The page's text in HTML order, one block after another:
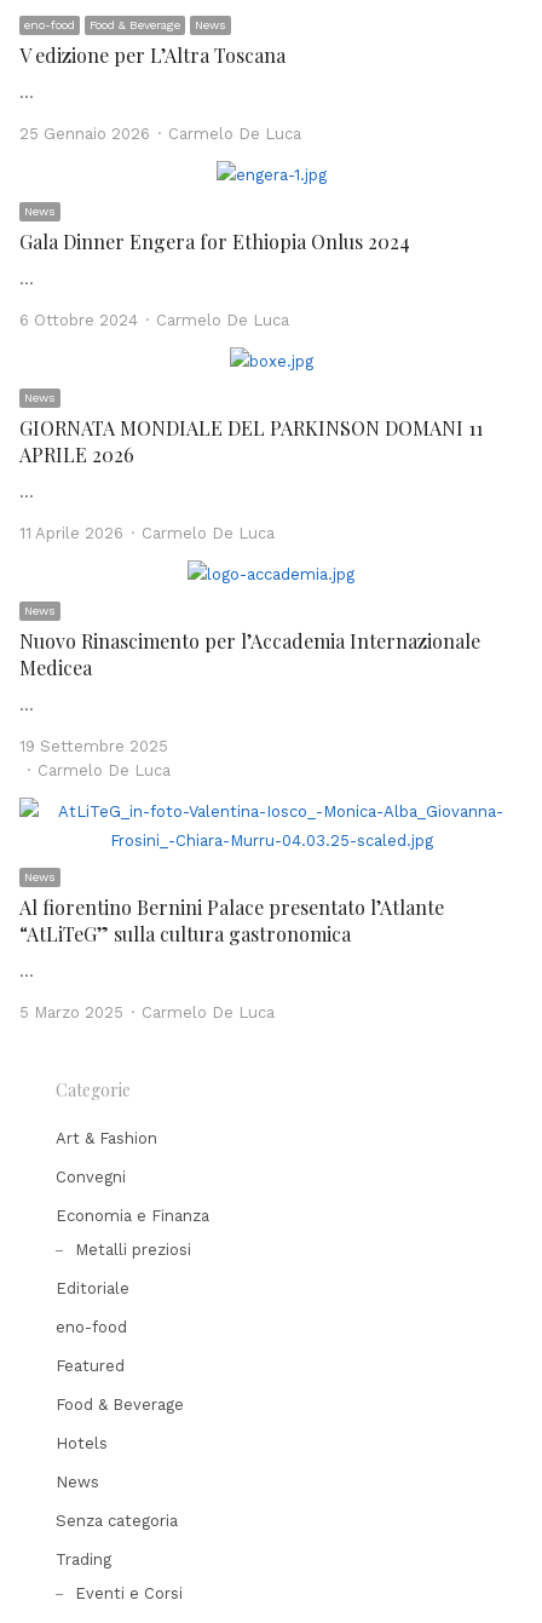
eno-food Food & Beverage News
V edizione per L’Altra Toscana
…
25 Gennaio 2026 Author
Carmelo De Luca
News
Gala Dinner Engera for Ethiopia Onlus 2024
…
6 Ottobre 2024 Author
Carmelo De Luca
News
GIORNATA MONDIALE DEL PARKINSON DOMANI 11
APRILE 2026
…
11 Aprile 2026 Author
Carmelo De Luca
News
Nuovo Rinascimento per l’Accademia Internazionale
Medicea
…
19 Settembre 2025
Author
Carmelo De Luca
News
Al fiorentino Bernini Palace presentato l’Atlante
“AtLiTeG” sulla cultura gastronomica
…
5 Marzo 2025 Author
Carmelo De Luca
Categorie
Art & Fashion
Convegni
Economia e Finanza
Metalli preziosi
Editoriale
eno-food
Featured
Food & Beverage
Hotels
News
Senza categoria
Trading
Eventi e Corsi